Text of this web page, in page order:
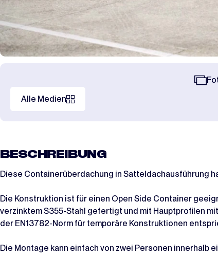
Alle Medien
BESCHREIBUNG
Diese Containerüberdachung in Satteldachausführung
Die Konstruktion ist für einen Open Side Container
verzinktem S355-Stahl gefertigt und mit Hauptprofilen
der EN13782-Norm für temporäre Konstruktionen
Die Montage kann einfach von zwei Personen innerhalb